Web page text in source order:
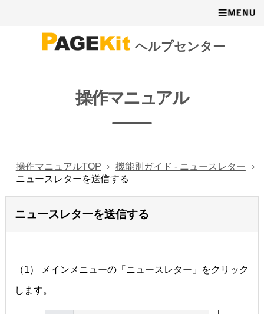
ヘルプセンター
操作マニュアル
操作マニュアルTOP
機能別ガイド - ニュースレター
ニュースレターを送信する
ニュースレターを送信する
（1） メインメニューの「ニュースレター」をクリック
します。